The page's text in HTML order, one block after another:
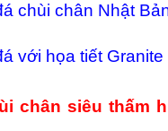
chùi chân Nhật
với họa tiết
chân siêu thấm